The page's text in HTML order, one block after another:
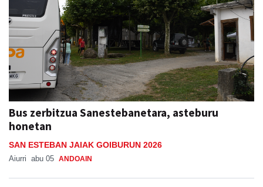
Bus zerbitzua Sanestebanetara, asteburu
honetan
SAN ESTEBAN JAIAK GOIBURUN 2026
Aiurri abu 05 ANDOAIN